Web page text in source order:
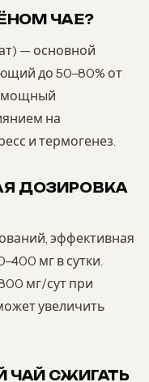
ЧАЕ?
— основной
до 50–80% от
мощный
на
и термогенез.
ДОЗИРОВКА
эффективная
мг в сутки.
мг/сут при
увеличить
ЧАЙ СЖИГАТЬ